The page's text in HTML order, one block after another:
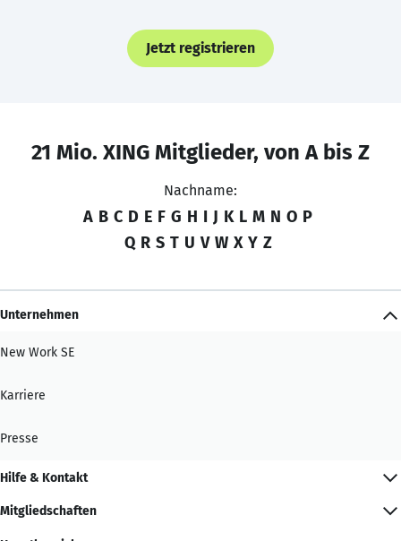
Jetzt registrieren
21 Mio. XING Mitglieder, von A bis Z
Nachname:
A B C D E F G H I J K L M N O P
Q R S T U V W X Y Z
Unternehmen
New Work SE
Karriere
Presse
Hilfe & Kontakt
Mitgliedschaften